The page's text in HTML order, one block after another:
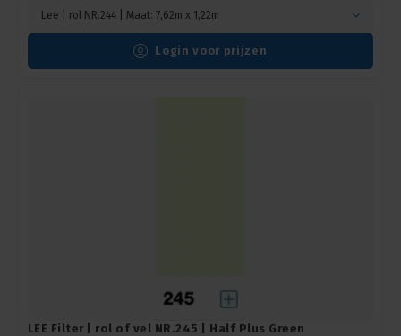
Lee | rol NR.244 | Maat: 7,62m x 1,22m
Login voor prijzen
LEE Filter | rol of vel NR.245 | Half Plus Green